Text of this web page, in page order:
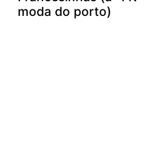
moda do porto)